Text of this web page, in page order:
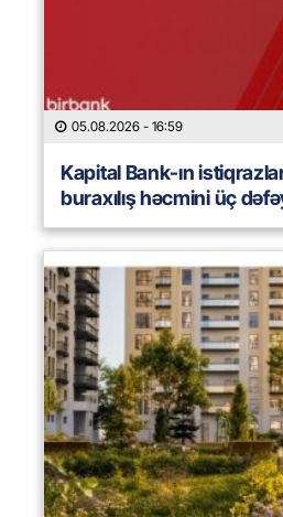
05.08.2026 - 16:59
Kapital Bank-ın
buraxılış həcmini üç